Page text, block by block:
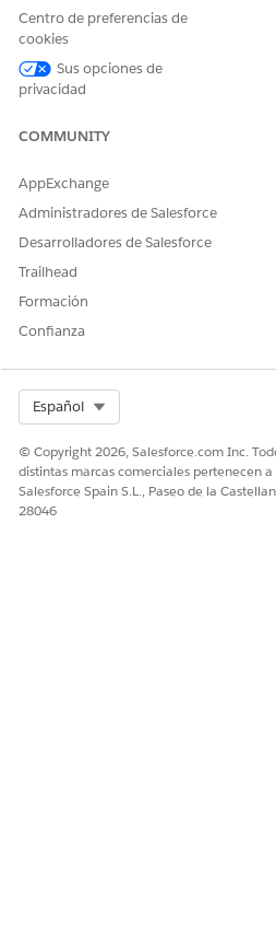
utilizando la siguiente información
laimItem.ClaimId"],
Para obtener instrucciones
Ayuda de Salesforce: Configurar
¡Háganos saber cómo
Centro de preferencias de
cookies
Sus opciones de
privacidad
COMMUNITY
AppExchange
Administradores de Salesforce
Desarrolladores de Salesforce
Trailhead
Formación
Confianza
Español
© Copyright 2026, Salesforce.com Inc.
distintas marcas comerciales pertenecen
Salesforce Spain S.L., Paseo de la
28046